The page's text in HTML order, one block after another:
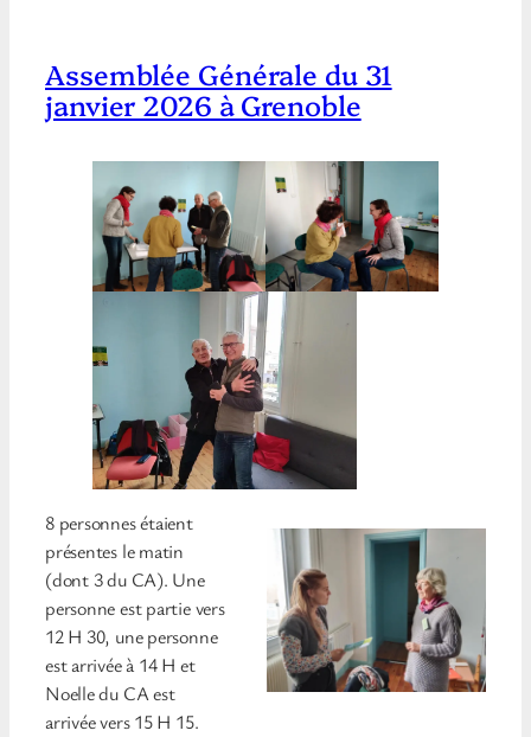
Assemblée Générale du 31
janvier 2026 à Grenoble
8 personnes étaient
présentes le matin
(dont 3 du CA). Une
personne est partie vers
12 H 30, une personne
est arrivée à 14 H et
Noelle du CA est
arrivée vers 15 H 15.